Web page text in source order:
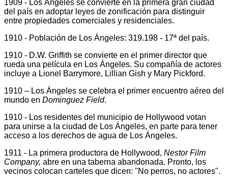
1909 - Los Ángeles se convierte en la primera gran ciudad
del país en adoptar leyes de zonificación para distinguir
entre propiedades comerciales y residenciales.
1910 - Población de Los Ángeles: 319.198 - 17ª del país.
1910 - D.W. Griffith se convierte en el primer director que
rueda una película en Los Ángeles. Su compañía de actores
incluye a Lionel Barrymore, Lillian Gish y Mary Pickford.
1910 – Los Ángeles se celebra el primer encuentro aéreo del
mundo en Dominguez Field.
1910 - Los residentes del municipio de Hollywood votan
para unirse a la ciudad de Los Ángeles, en parte para tener
acceso a los derechos de agua de Los Ángeles.
1911 - La primera productora de Hollywood, Nestor Film
Company, abre en una taberna abandonada. Pronto, los
vecinos colocan carteles que dicen: "No perros, no actores".